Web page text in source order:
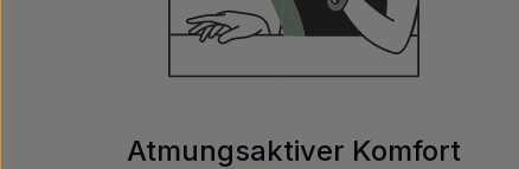
Atmungsaktiver Komfort